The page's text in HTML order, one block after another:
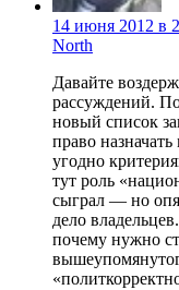
14 июня 2012 в
North
Давайте
рассуждений.
новый список
право
угодно
тут роль
сыграл — но
дело
почему нужно